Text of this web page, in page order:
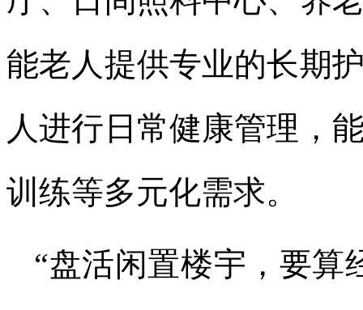
能老人提供专业的长期
人进行日常健康管理，
训练等多元化需求。
“盘活闲置楼宇，要算